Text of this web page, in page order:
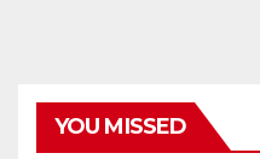
YOU MISSED